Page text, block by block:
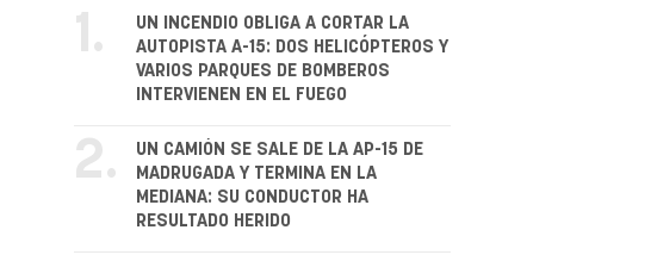
1.
UN INCENDIO OBLIGA A CORTAR LA
AUTOPISTA A-15: DOS HELICÓPTEROS Y
VARIOS PARQUES DE BOMBEROS
INTERVIENEN EN EL FUEGO
2.
UN CAMIÓN SE SALE DE LA AP-15 DE
MADRUGADA Y TERMINA EN LA
MEDIANA: SU CONDUCTOR HA
RESULTADO HERIDO